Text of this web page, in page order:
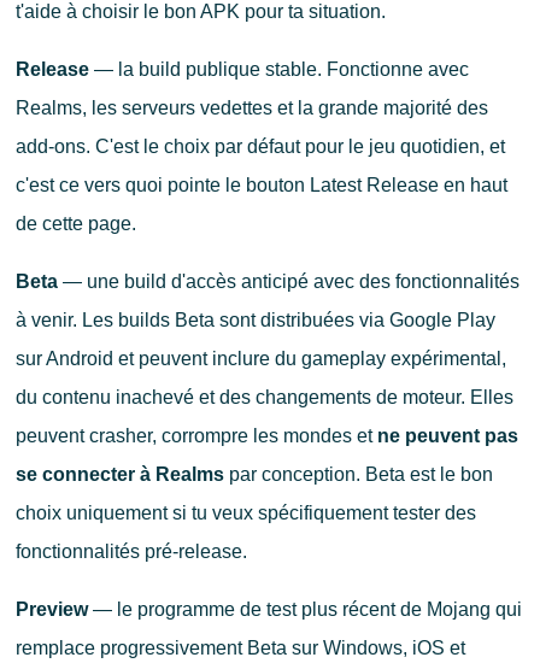
t'aide à choisir le bon APK pour ta situation.
Release— la build publique stable. Fonctionne avec
Realms, les serveurs vedettes et la grande majorité des
add-ons. C'est le choix par défaut pour le jeu quotidien, et
c'est ce vers quoi pointe le bouton Latest Release en haut
de cette page.
Beta— une build d'accès anticipé avec des fonctionnalités
à venir. Les builds Beta sont distribuées via Google Play
sur Android et peuvent inclure du gameplay expérimental,
du contenu inachevé et des changements de moteur. Elles
peuvent crasher, corrompre les mondes et ne peuvent pas
se connecter à Realmspar conception. Beta est le bon
choix uniquement si tu veux spécifiquement tester des
fonctionnalités pré-release.
Preview— le programme de test plus récent de Mojang qui
remplace progressivement Beta sur Windows, iOS et